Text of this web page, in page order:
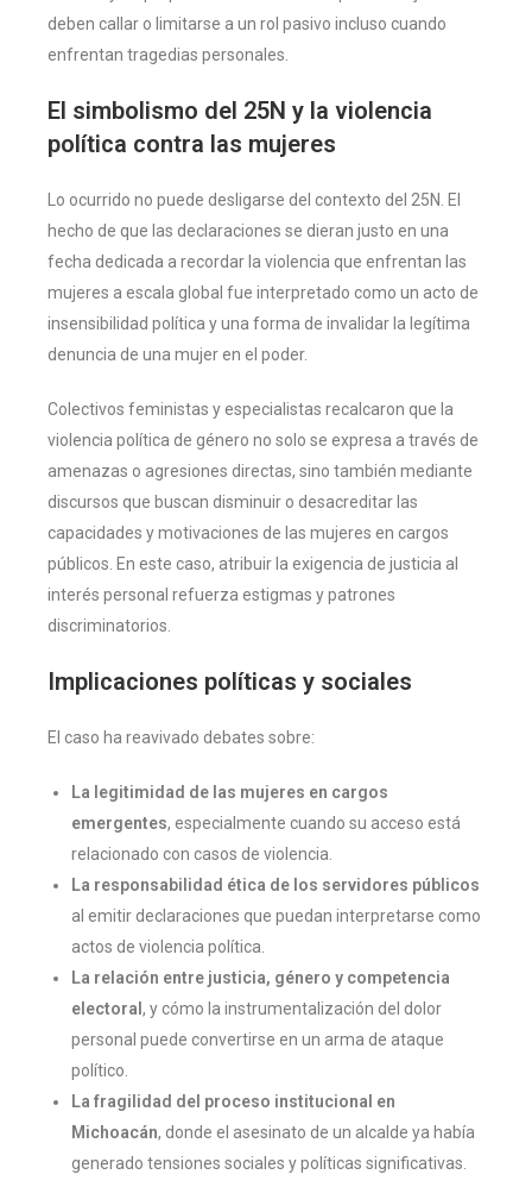
deben callar o limitarse a un rol pasivo incluso cuando
enfrentan tragedias personales.
El simbolismo del 25N y la violencia
política contra las mujeres
Lo ocurrido no puede desligarse del contexto del 25N. El
hecho de que las declaraciones se dieran justo en una
fecha dedicada a recordar la violencia que enfrentan las
mujeres a escala global fue interpretado como un acto de
insensibilidad política y una forma de invalidar la legítima
denuncia de una mujer en el poder.
Colectivos feministas y especialistas recalcaron que la
violencia política de género no solo se expresa a través de
amenazas o agresiones directas, sino también mediante
discursos que buscan disminuir o desacreditar las
capacidades y motivaciones de las mujeres en cargos
públicos. En este caso, atribuir la exigencia de justicia al
interés personal refuerza estigmas y patrones
discriminatorios.
Implicaciones políticas y sociales
El caso ha reavivado debates sobre:
La legitimidad de las mujeres en cargos
emergentes, especialmente cuando su acceso está
relacionado con casos de violencia.
La responsabilidad ética de los servidores públicos
al emitir declaraciones que puedan interpretarse como
actos de violencia política.
La relación entre justicia, género y competencia
electoral, y cómo la instrumentalización del dolor
personal puede convertirse en un arma de ataque
político.
La fragilidad del proceso institucional en
Michoacán, donde el asesinato de un alcalde ya había
generado tensiones sociales y políticas significativas.